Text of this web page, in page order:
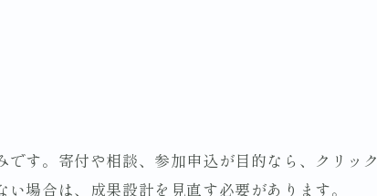
す。寄付や相談、参加申込が目的なら、クリック
場合は、成果設計を見直す必要があります。